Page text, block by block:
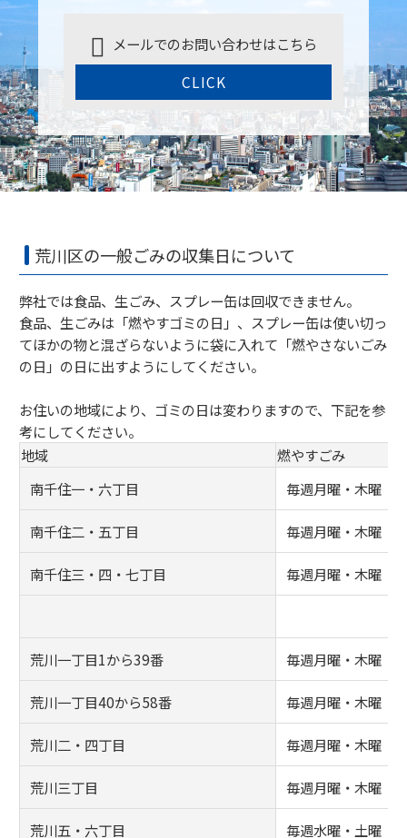
メールでのお問い合わせはこちら
CLICK
荒川区の一般ごみの収集日について
弊社では食品、生ごみ、スプレー缶は回収できません。
食品、生ごみは「燃やすゴミの日」、スプレー缶は使い切っ
てほかの物と混ざらないように袋に入れて「燃やさないごみ
の日」の日に出すようにしてください。
お住いの地域により、ゴミの日は変わりますので、下記を参
考にしてください。
地域
燃やすごみ
南千住一・六丁目
毎週月曜・木曜
南千住二・五丁目 毎週月曜・木曜
南千住三・四・七丁目 毎週月曜・木曜
荒川一丁目1から39番 毎週月曜・木曜
荒川一丁目40から58番 毎週月曜・木曜
荒川二・四丁目 毎週月曜・木曜
荒川三丁目 毎週月曜・木曜
荒川五・六丁目 毎週水曜・土曜